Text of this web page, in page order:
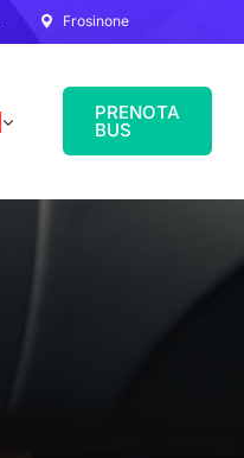
Frosinone
PRENOTA
BUS